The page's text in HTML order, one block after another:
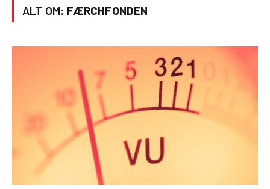
ALT OM: FÆRCHFONDEN